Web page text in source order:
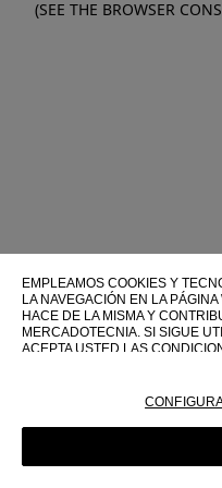
(SEE THE BROWSER
EMPLEAMOS COOKIES Y
LA NAVEGACIÓN EN LA
HACE DE LA MISMA Y
MERCADOTECNIA. SI SIGUE
ACEPTA USTED LAS
SOBRE SU USO EN ESTA